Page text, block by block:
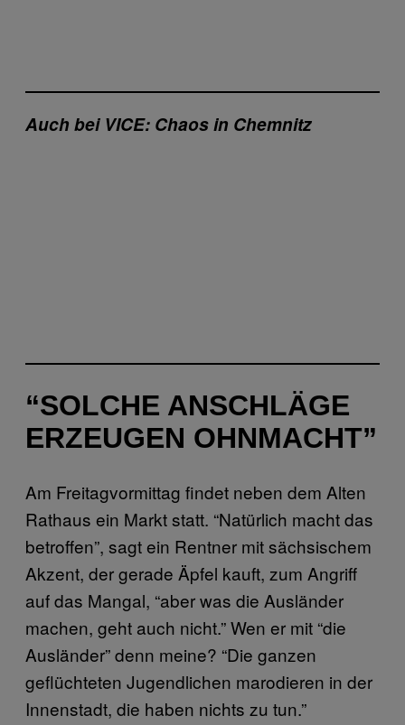
Auch bei VICE: Chaos in Chemnitz
“SOLCHE ANSCHLÄGE
ERZEUGEN OHNMACHT”
Am Freitagvormittag findet neben dem Alten
Rathaus ein Markt statt. “Natürlich macht das
betroffen”, sagt ein Rentner mit sächsischem
Akzent, der gerade Äpfel kauft, zum Angriff
auf das Mangal, “aber was die Ausländer
machen, geht auch nicht.” Wen er mit “die
Ausländer” denn meine? “Die ganzen
geflüchteten Jugendlichen marodieren in der
Innenstadt, die haben nichts zu tun.”